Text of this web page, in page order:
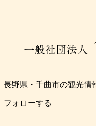
長野県・千曲市の観光情
フォローする